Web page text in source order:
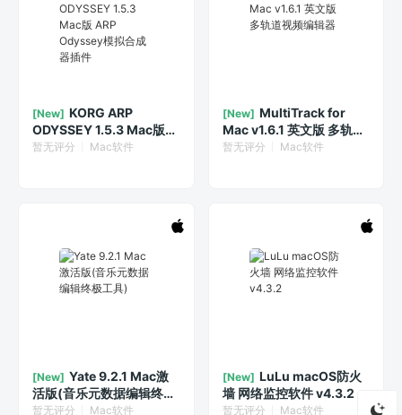
[New] KORG ARP
ODYSSEY 1.5.3 Mac版
ARP Odyssey模拟合成器
暂无评分 Mac软件
[New] MultiTrack for
Mac v1.6.1 英文版 多轨道
视频编辑器
暂无评分 Mac软件
[New] Yate 9.2.1 Mac激
活版(音乐元数据编辑终极
工具)
暂无评分 Mac软件
[New] LuLu macOS防火
墙 网络监控软件 v4.3.2
暂无评分 Mac软件